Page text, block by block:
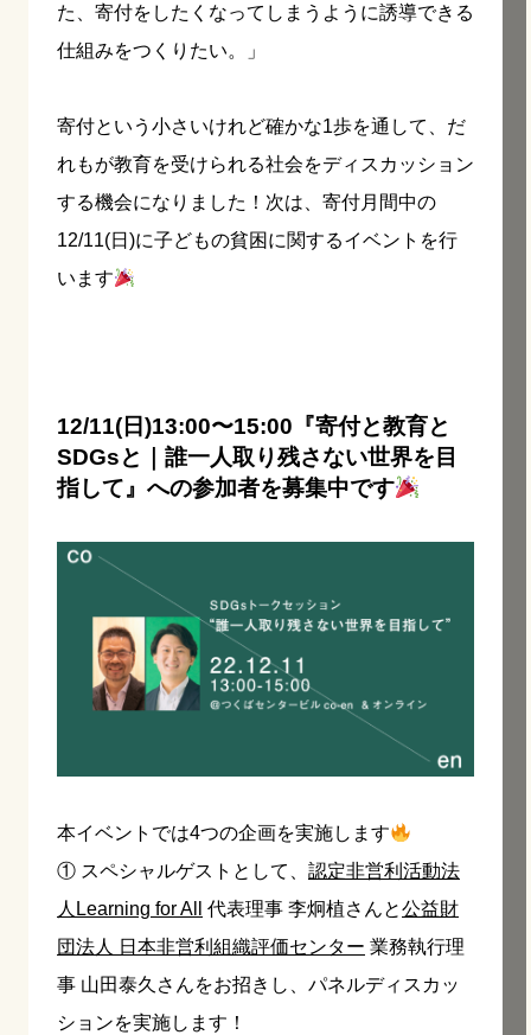
た、寄付をしたくなってしまうように誘導できる
仕組みをつくりたい。」
寄付という小さいけれど確かな1歩を通して、だ
れもが教育を受けられる社会をディスカッション
する機会になりました！次は、寄付月間中の
12/11(日)に子どもの貧困に関するイベントを行
います
12/11(日)13:00〜15:00『寄付と教育と
SDGsと｜誰一人取り残さない世界を目
指して』 への参加者を募集中です
本イベントでは4つの企画を実施します
① スペシャルゲストとして、 認定非営利活動法
人Learning for All
代表理事 李炯植さんと公益財
団法人 日本非営利組織評価センター 業務執行理
事 山田泰久さんをお招きし、パネルディスカッ
ションを実施します！